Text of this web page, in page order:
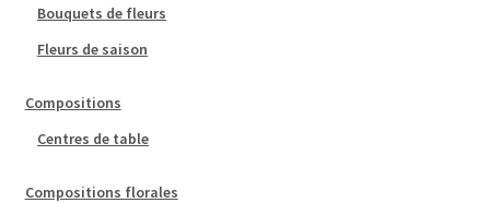
Bouquets de fleurs
Fleurs de saison
Compositions
Centres de table
Compositions florales